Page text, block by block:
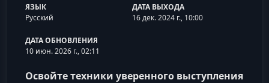
ЯЗЫК
Русский
ДАТА ВЫХОДА
16 дек. 2024 г., 10:00
ДАТА ОБНОВЛЕНИЯ
10 июн. 2026 г., 02:11
Освойте техники уверенного выступления